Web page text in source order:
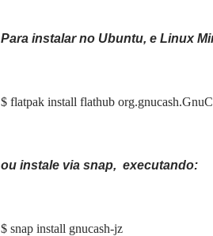
Para instalar no Ubuntu, e Linux
$ flatpak install flathub
ou instale via snap, executando:
$ snap install gnucash-jz